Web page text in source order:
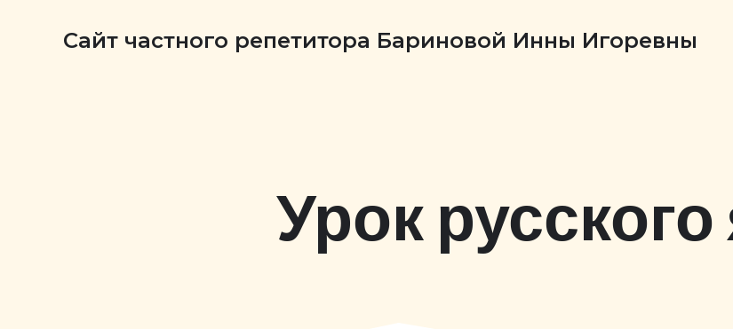
Сайт частного репетитора Бариновой Инны Игоревны
Урок